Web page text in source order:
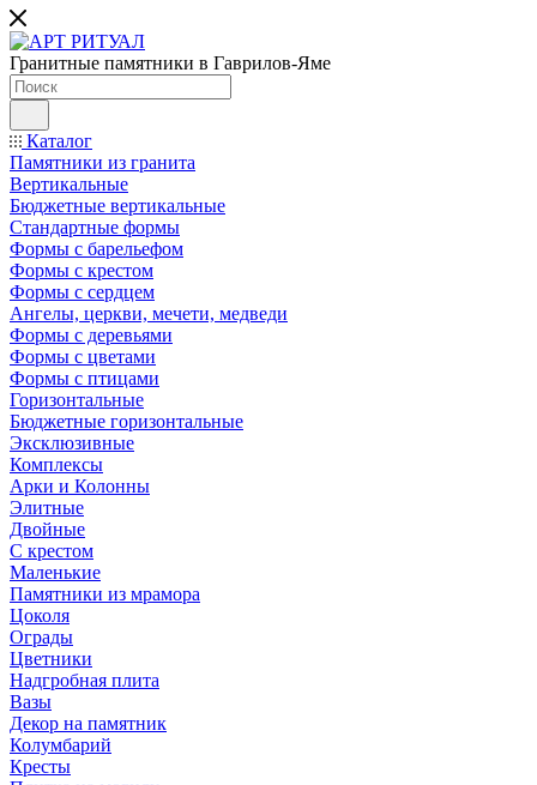
Гранитные памятники в Гаврилов-Яме
Каталог
Памятники из гранита
Вертикальные
Бюджетные вертикальные
Стандартные формы
Формы с барельефом
Формы с крестом
Формы с сердцем
Ангелы, церкви, мечети, медведи
Формы с деревьями
Формы с цветами
Формы с птицами
Горизонтальные
Бюджетные горизонтальные
Эксклюзивные
Комплексы
Арки и Колонны
Элитные
Двойные
С крестом
Маленькие
Памятники из мрамора
Цоколя
Ограды
Цветники
Надгробная плита
Вазы
Декор на памятник
Колумбарий
Кресты